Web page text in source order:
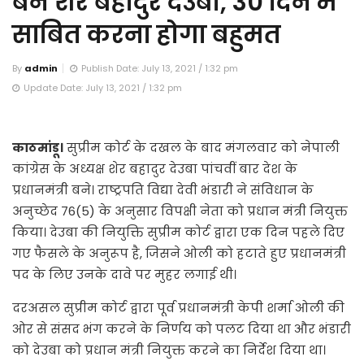
साबित करना होगा बहुमत
By admin
Publish Date: July 13, 2021 / 1:32 pm
Update Date: July 13, 2021 / 1:32 pm
काठमांडू।सुप्रीम कोर्ट के दखल के बाद मंगलवार को नेपाली
कांग्रेस के अध्यक्ष शेर बहादुर देउबा पांचवीं बार देश के
प्रधानमंत्री बने। राष्ट्रपति विद्या देवी भंडारी ने संविधान के
अनुच्छेद 76(5) के अनुसार विपक्षी नेता को प्रधान मंत्री नियुक्त
किया। देउबा की नियुक्ति सुप्रीम कोर्ट द्वारा एक दिन पहले दिए
गए फैसले के अनुरूप है, जिसने ओली को हटाते हुए प्रधानमंत्री
पद के लिए उनके दावे पर मुहर लगाई थी।
दरअसल सुप्रीम कोर्ट द्वारा पूर्व प्रधानमंत्री केपी शर्मा ओली की
ओर से संसद भंग करने के निर्णय को पलट दिया था और भंडारी
को देउबा को प्रधान मंत्री नियुक्त करने का निर्देश दिया था।